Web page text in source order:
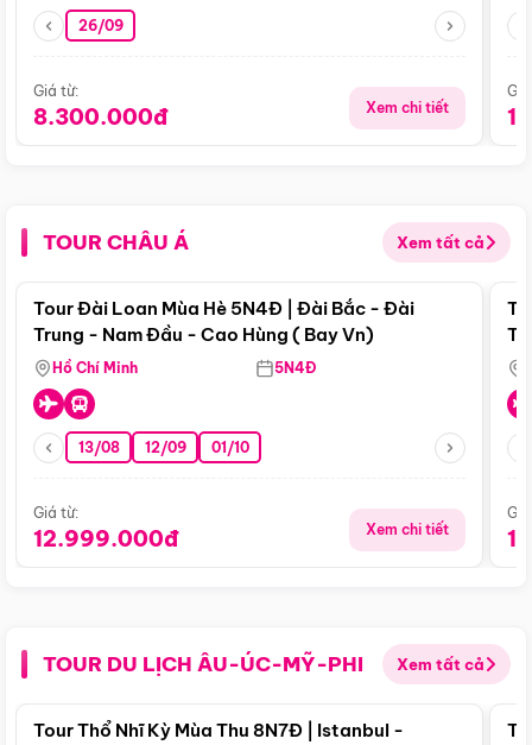
26/09
Giá từ:
8.300.000đ Xem chi tiết
TOUR CHÂU Á Xem tất cả
Điểm nổi bật
Tour Đài Loan Mùa Hè 5N4Đ | Đài Bắc - Đài
Trung - Nam Đầu - Cao Hùng ( Bay Vn)
Hồ Chí Minh 5N4Đ
13/08 12/09 01/10
Giá từ:
12.999.000đ Xem chi tiết
TOUR DU LỊCH ÂU-ÚC-MỸ-PHI Xem tất cả
Điểm nổi bật
Tour Thổ Nhĩ Kỳ Mùa Thu 8N7Đ | Istanbul -